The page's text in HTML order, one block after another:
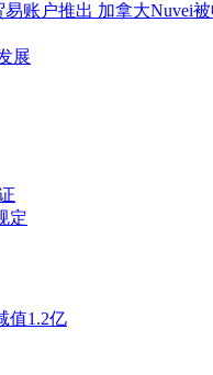
账户推出 加拿大Nuvei
展
定
值1.2亿